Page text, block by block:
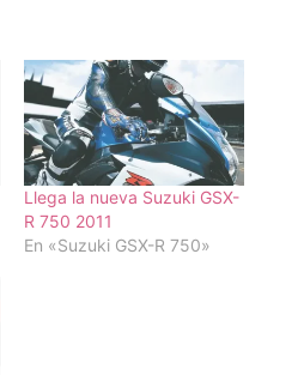
Llega la nueva Suzuki GSX-
R 750 2011
En «Suzuki GSX-R 750»